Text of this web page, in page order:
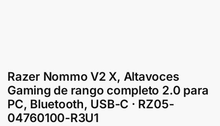
Razer Nommo V2 X, Altavoces
Gaming de rango completo 2.0 para
PC, Bluetooth, USB-C · RZ05-
04760100-R3U1